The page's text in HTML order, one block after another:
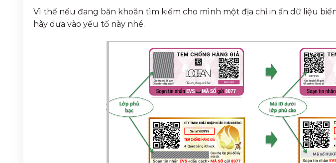
Vì thế nếu đang băn khoăn tìm kiếm cho mình một địa chỉ in ấn dữ liệu
hãy dựa vào yếu tố này nhé.